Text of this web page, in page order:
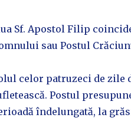
Sf. Apostol Filip
sau Postul
celor patruzeci de zile
Postul
îndelungată, la